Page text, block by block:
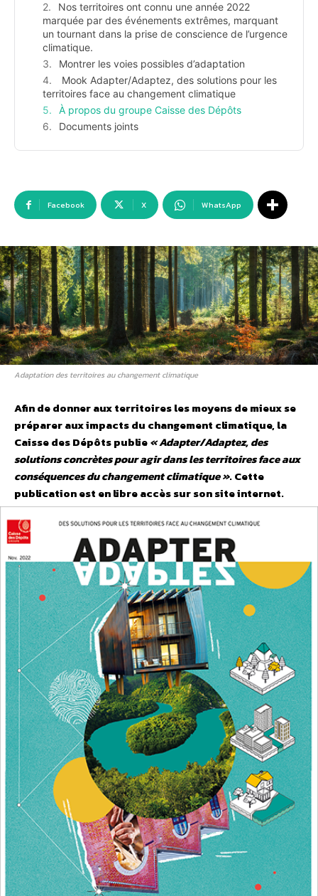
Nos territoires ont connu une année 2022
marquée par des événements extrêmes, marquant
un tournant dans la prise de conscience de l’urgence
climatique.
Montrer les voies possibles d’adaptation
Mook Adapter/Adaptez, des solutions pour les
territoires face au changement climatique
À propos du groupe Caisse des Dépôts
Documents joints
Facebook X WhatsApp
Adaptation des territoires au changement climatique
Afin de donner aux territoires les moyens de mieux se
préparer aux impacts du changement climatique, la
Caisse des Dépôts publie« Adapter/Adaptez, des
solutions concrètes pour agir dans les territoires face aux
conséquences du changement climatique ». Cette
publication est en libre accès sur son site internet.